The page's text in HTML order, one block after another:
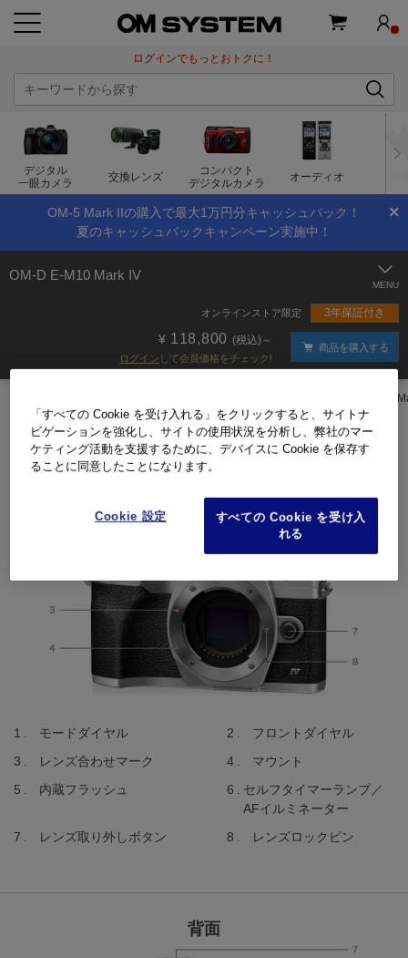
ログインでもっとおトクに！
デジタル
一眼カメラ
交換レンズ
コンパクト
デジタルカメラ
オーディオ
×
OM-5 Mark IIの購入で最大1万円分キャッシュバック！
夏のキャッシュバックキャンペーン実施中！
OM-D E-M10 Mark IV
オンラインストア限定 3年保証付き
118,800 (税込)～
ログイン して会員価格をチェック!
商品を購入する
E-M10
製品外観
正面
モードダイヤル
フロントダイヤル
レンズ合わせマーク
マウント
内蔵フラッシュ
セルフタイマーランプ／
AFイルミネーター
レンズ取り外しボタン
レンズロックピン
背面
「すべての Cookie を受け入れる」をクリックすると、サイトナ
ビゲーションを強化し、サイトの使用状況を分析し、弊社のマー
ケティング活動を支援するために、デバイスに Cookie を保存す
ることに同意したことになります。
Cookie 設定
すべての Cookie を受け入
れる